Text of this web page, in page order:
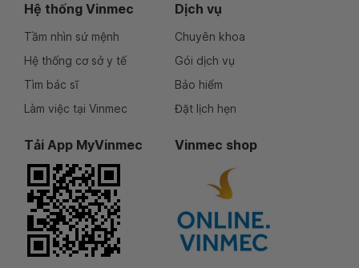
Hệ thống Vinmec
Tầm nhìn sứ mệnh
Hệ thống cơ sở y tế
Tìm bác sĩ
Làm việc tại Vinmec
Dịch vụ
Chuyên khoa
Gói dịch vụ
Bảo hiểm
Đặt lịch hẹn
Tải App MyVinmec Vinmec shop